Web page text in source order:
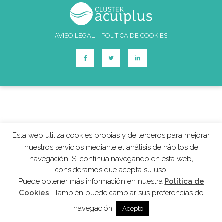
AVISO LEGAL POLÍTICA DE COOKIES
Esta web utiliza cookies propias y de terceros para mejorar
nuestros servicios mediante el análisis de hábitos de
navegación. Si continúa navegando en esta web,
consideramos que acepta su uso.
Puede obtener más información en nuestra Política de
Cookies . También puede cambiar sus preferencias de
navegación.
Acepto